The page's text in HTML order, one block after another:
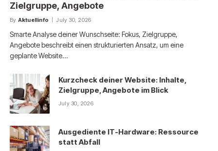
Zielgruppe, Angebote
By Aktuellinfo July 30, 2026
Smarte Analyse deiner Wunschseite: Fokus, Zielgruppe,
Angebote beschreibt einen strukturierten Ansatz, um eine
geplante Website…
Kurzcheck deiner Website: Inhalte,
Zielgruppe, Angebote im Blick
July 30, 2026
Ausgediente IT-Hardware: Ressource
statt Abfall